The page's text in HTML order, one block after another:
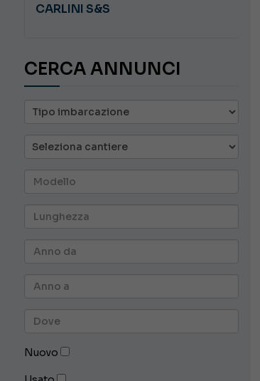
CARLINI S&S
CERCA ANNUNCI
Nuovo